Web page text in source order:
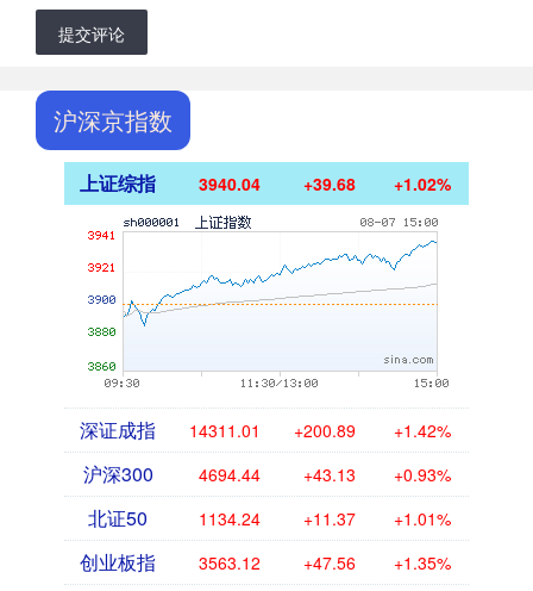
提交评论
沪深京指数
上证综指 3940.04 +39.68 +1.02%
深证成指 14311.01 +200.89 +1.42%
沪深300 4694.44 +43.13 +0.93%
北证50 1134.24 +11.37 +1.01%
创业板指 3563.12 +47.56 +1.35%